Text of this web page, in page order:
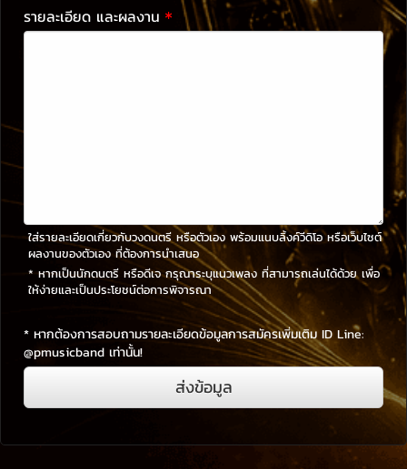
รายละเอียด และผลงาน
ใส่รายละเอียดเกี่ยวกับวงดนตรี หรือตัวเอง พร้อมแนบลิ้งค์วีดิโอ หรือเว็บไซต์
ผลงานของตัวเอง ที่ต้องการนำเสนอ
* หากเป็นนักดนตรี หรือดีเจ กรุณาระบุแนวเพลง ที่สามารถเล่นได้ด้วย เพื่อ
ให้ง่ายและเป็นประโยชน์ต่อการพิจารณา
* หากต้องการสอบถามรายละเอียดข้อมูลการสมัครเพิ่มเติม ID Line:
@pmusicband เท่านั้น!
ส่งข้อมูล